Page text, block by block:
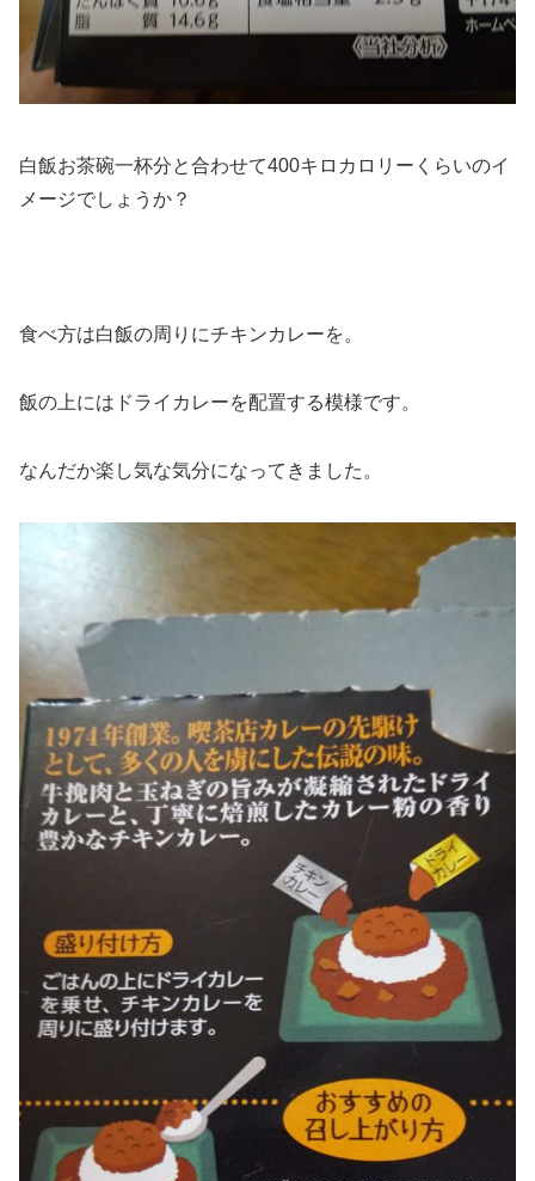
白飯お茶碗一杯分と合わせて400キロカロリーくらいのイ
メージでしょうか？
食べ方は白飯の周りにチキンカレーを。
飯の上にはドライカレーを配置する模様です。
なんだか楽し気な気分になってきました。